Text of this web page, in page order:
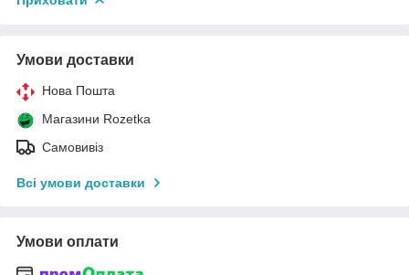
Умови доставки
Нова Пошта
Магазини Rozetka
Самовивіз
Всі умови доставки
Умови оплати